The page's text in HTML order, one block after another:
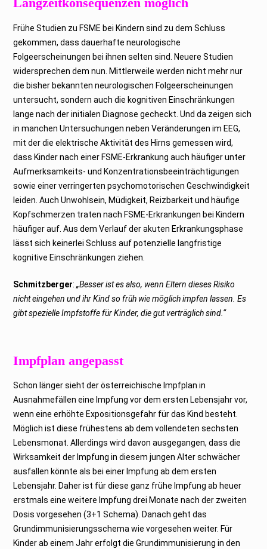
Frühe Studien zu FSME bei Kindern sind zu dem Schluss
gekommen, dass dauerhafte neurologische
Folgeerscheinungen bei ihnen selten sind. Neuere Studien
widersprechen dem nun. Mittlerweile werden nicht mehr nur
die bisher bekannten neurologischen Folgeerscheinungen
untersucht, sondern auch die kognitiven Einschränkungen
lange nach der initialen Diagnose gecheckt. Und da zeigen sich
in manchen Untersuchungen neben Veränderungen im EEG,
mit der die elektrische Aktivität des Hirns gemessen wird,
dass Kinder nach einer FSME-Erkrankung auch häufiger unter
Aufmerksamkeits- und Konzentrationsbeeinträchtigungen
sowie einer verringerten psychomotorischen Geschwindigkeit
leiden. Auch Unwohlsein, Müdigkeit, Reizbarkeit und häufige
Kopfschmerzen traten nach FSME-Erkrankungen bei Kindern
häufiger auf. Aus dem Verlauf der akuten Erkrankungsphase
lässt sich keinerlei Schluss auf potenzielle langfristige
kognitive Einschränkungen ziehen.
Schmitzberger:„Besser ist es also, wenn Eltern dieses Risiko
nicht eingehen und ihr Kind so früh wie möglich impfen lassen. Es
gibt spezielle Impfstoffe für Kinder, die gut verträglich sind.“
Impfplan angepasst
Schon länger sieht der österreichische Impfplan in
Ausnahmefällen eine Impfung vor dem ersten Lebensjahr vor,
wenn eine erhöhte Expositionsgefahr für das Kind besteht.
Möglich ist diese frühestens ab dem vollendeten sechsten
Lebensmonat. Allerdings wird davon ausgegangen, dass die
Wirksamkeit der Impfung in diesem jungen Alter schwächer
ausfallen könnte als bei einer Impfung ab dem ersten
Lebensjahr. Daher ist für diese ganz frühe Impfung ab heuer
erstmals eine weitere Impfung drei Monate nach der zweiten
Dosis vorgesehen (3+1 Schema). Danach geht das
Grundimmunisierungsschema wie vorgesehen weiter. Für
Kinder ab einem Jahr erfolgt die Grundimmunisierung in den